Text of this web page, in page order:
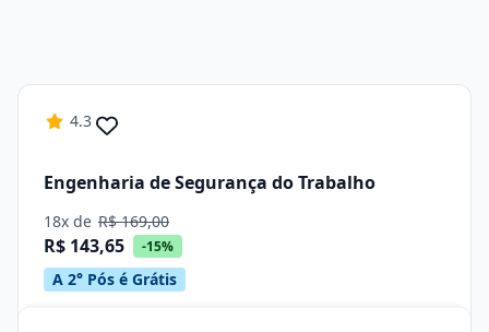
4.3
Engenharia de Segurança do Trabalho
18x de R$ 169,00
R$ 143,65 -15%
A 2° Pós é Grátis